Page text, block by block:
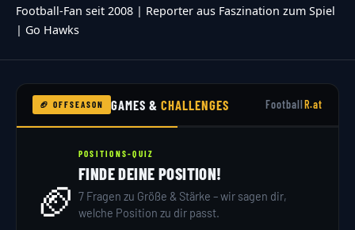
Football-Fan seit 2008 | Reporter aus Faszination zum Spiel
| Go Hawks
🏈 OFFSEASON GAMES &CHALLENGES FootballR.at
🏈
POSITIONS-QUIZ
FINDE DEINE POSITION!
7 Fragen zu Größe & Stärke – wir sagen dir,
welche Position zu dir passt.